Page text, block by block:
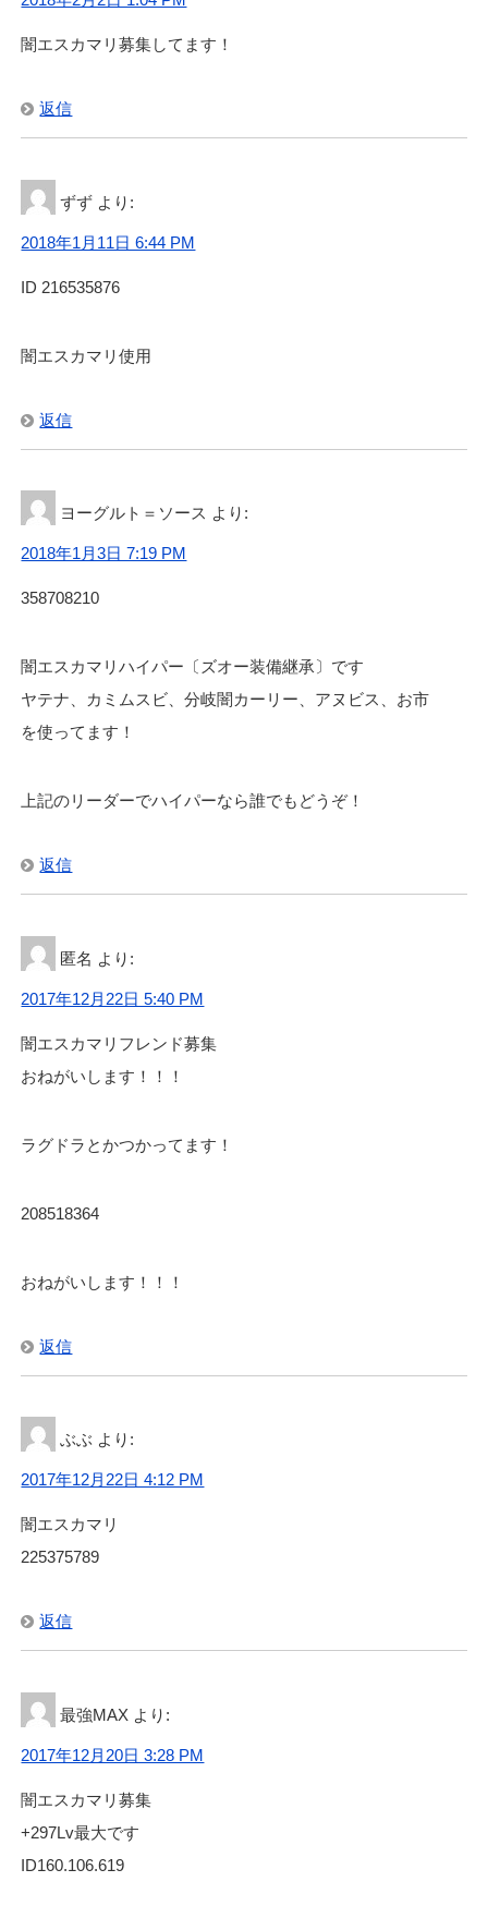
闇エスカマリ募集してます！
返信
ずず より:
2018年1月11日 6:44 PM
ID 216535876
闇エスカマリ使用
返信
ヨーグルト＝ソース より:
2018年1月3日 7:19 PM
358708210
闇エスカマリハイパー〔ズオー装備継承〕です
ヤテナ、カミムスビ、分岐闇カーリー、アヌビス、お市
を使ってます！
上記のリーダーでハイパーなら誰でもどうぞ！
返信
匿名 より:
2017年12月22日 5:40 PM
闇エスカマリフレンド募集
おねがいします！！！
ラグドラとかつかってます！
208518364
おねがいします！！！
返信
ぶぶ より:
2017年12月22日 4:12 PM
闇エスカマリ
225375789
返信
最強MAX より:
2017年12月20日 3:28 PM
闇エスカマリ募集
+297Lv最大です
ID160.106.619